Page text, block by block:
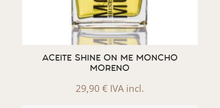
ACEITE SHINE ON ME MONCHO
MORENO
29,90€ IVA incl.